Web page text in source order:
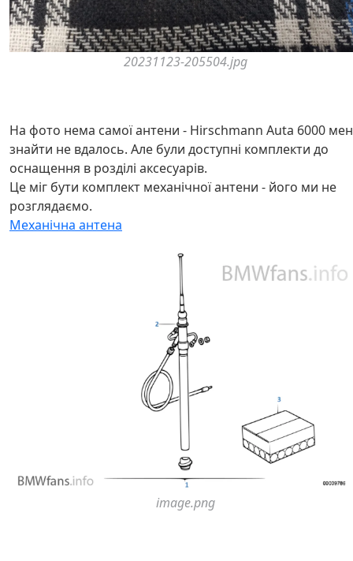
20231123-205504.jpg
На фото нема самої антени - Hirschmann Auta 6000
знайти не вдалось. Але були доступні комплекти до
оснащення в розділі аксесуарів.
Це міг бути комплект механічної антени - його ми не
розглядаємо.
Механічна антена
image.png